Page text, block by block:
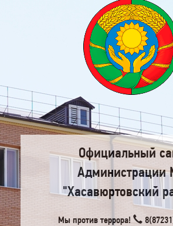
Официальный
Администрации
"Хасавюртовский
Мы против террора!